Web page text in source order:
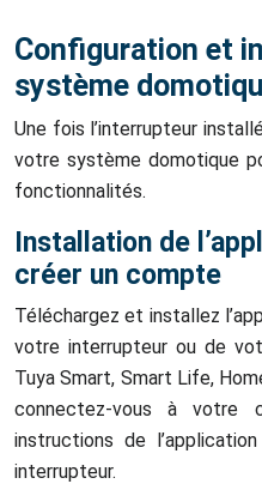
Configuration et
système
Une fois l’interrupteur
votre système domotique
fonctionnalités.
Installation de
créer un compte
Téléchargez et installez
votre interrupteur ou de
Tuya Smart, Smart Life,
connectez-vous à votre
instructions de
interrupteur.